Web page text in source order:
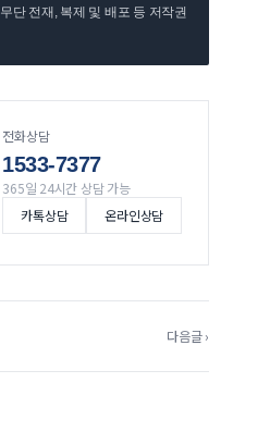
단 전재, 복제 및 배포 등 저작권
전화상담
1533-7377
365일 24시간 상담 가능
카톡상담
온라인상담
다음글 ›